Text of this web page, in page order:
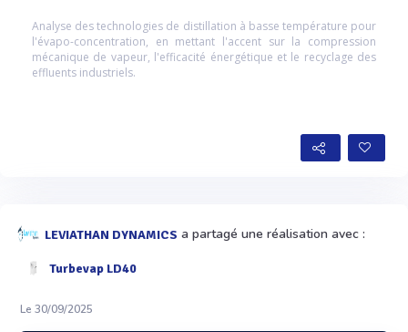
Analyse des technologies de distillation à basse température pour
l'évapo-concentration, en mettant l'accent sur la compression
mécanique de vapeur, l'efficacité énergétique et le recyclage des
effluents industriels.
LEVIATHAN DYNAMICS a partagé une réalisation avec :
Turbevap LD40
Le 30/09/2025